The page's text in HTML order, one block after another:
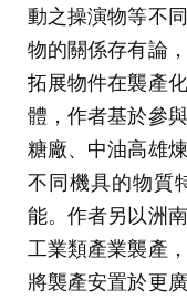
動之操演物等不
物的關係存有論
拓展物件在襲產
體，作者基於參
糖廠、中油高雄
不同機具的物質
能。作者另以洲
工業類產業襲產
將襲產安置於更